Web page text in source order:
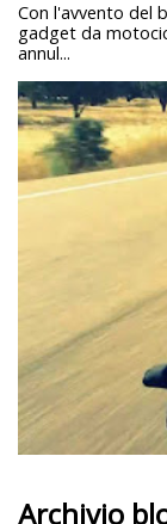
Con l'avvento del
gadget da
annul...
Archivio